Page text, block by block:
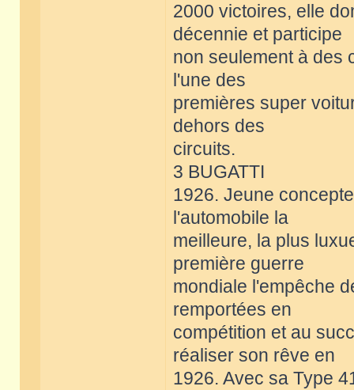
2000 victoires, elle
décennie et participe
non seulement à des
l'une des
premières super
dehors des
circuits.
3 BUGATTI
1926. Jeune
l'automobile la
meilleure, la plus
première guerre
mondiale l'empêche
remportées en
compétition et au
réaliser son rêve en
1926. Avec sa Type